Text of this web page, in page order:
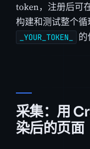
token，注册后可
构建和测试整个
_YOUR_TOKEN_ 的
采集：用
染后的页面